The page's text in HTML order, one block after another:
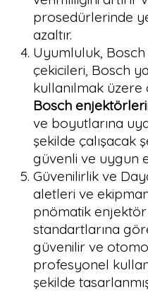
prosedürlerinde
azaltır.
Uyumluluk,
çekicileri, Bosch
kullanılmak üzere
Bosch
ve boyutlarına
şekilde çalışacak
güvenli ve uygun
Güvenilirlik ve
aletleri ve
pnömatik
standartlarına
güvenilir ve
profesyonel
şekilde